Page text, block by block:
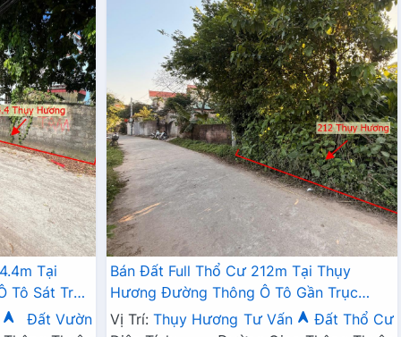
Tại
Tô Sát Trục
Đất Vườn
Bán Đất Full Thổ Cư 212m Tại Thụy
Hương Đường Thông Ô Tô Gần Trục
Chính Kinh Doanh Liên Xã
Vị Trí: Thụy Hương Tư Vấn
Đất Thổ Cư